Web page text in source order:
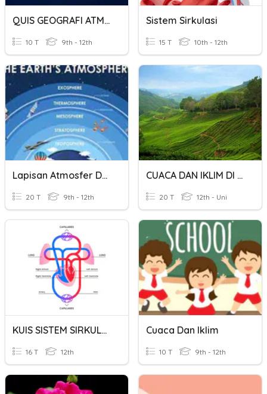
QUIS GEOGRAFI ATMOSFER (cuaca)
10 T 9th - 12th
Sistem Sirkulasi
15 T 10th - 12th
Lapisan Atmosfer Dan Unsur-Unsur Cuaca Iklim
20 T 9th - 12th
CUACA DAN IKLIM DI MALAYSIA
20 T 12th - Uni
KUIS SISTEM SIRKULASI
16 T 12th
Cuaca Dan Iklim
10 T 9th - 12th